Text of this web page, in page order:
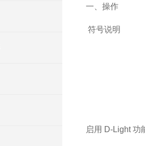
一、操作
符号说明
启用 D-Light功